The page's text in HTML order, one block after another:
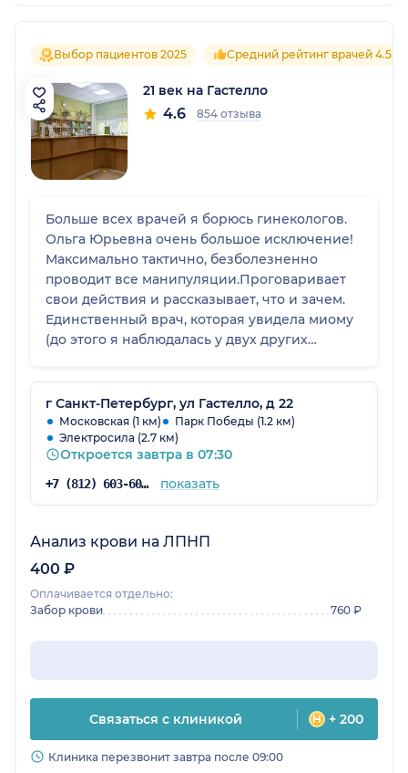
Выбор пациентов 2025 Средний рейтинг врачей 4.5
21 век на Гастелло
4.6 854 отзыва
Больше всех врачей я борюсь гинекологов.
Ольга Юрьевна очень большое исключение!
Максимально тактично, безболезненно
проводит все манипуляции.Проговаривает
свои действия и рассказывает, что и зачем.
Единственный врач, которая увидела миому
(до этого я наблюдалась у двух других
Провели лечение, перед планированием
беременности. В беременность не было
никаких проблем. Однозначно я еще
вернусь!
г Санкт-Петербург, ул Гастелло, д 22
Московская (1 км)
Парк Победы (1.2 км)
Электросила (2.7 км)
Откроется завтра в 07:30
+7 (812) 603-60-42 показать
Анализ крови на ЛПНП
400 ₽
Оплачивается отдельно:
Забор крови
760 ₽
Связаться с клиникой + 200
Клиника перезвонит завтра после 09:00